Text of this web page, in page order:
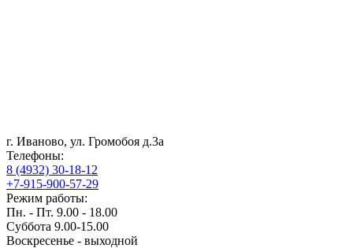
г. Иваново, ул. Громобоя д.3а
Телефоны:
8 (4932) 30-18-12
+7-915-900-57-29
Режим работы:
Пн. - Пт. 9.00 - 18.00
Суббота 9.00-15.00
Воскресенье - выходной